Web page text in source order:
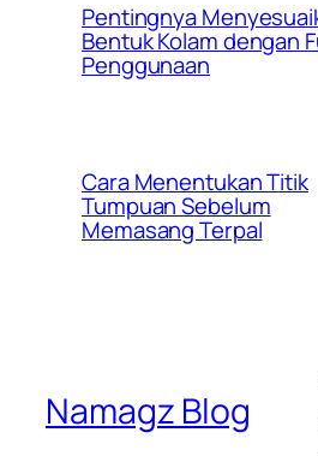
Pentingnya
Bentuk Kolam dengan
Penggunaan
Cara Menentukan Titik
Tumpuan Sebelum
Memasang Terpal
Namagz Blog